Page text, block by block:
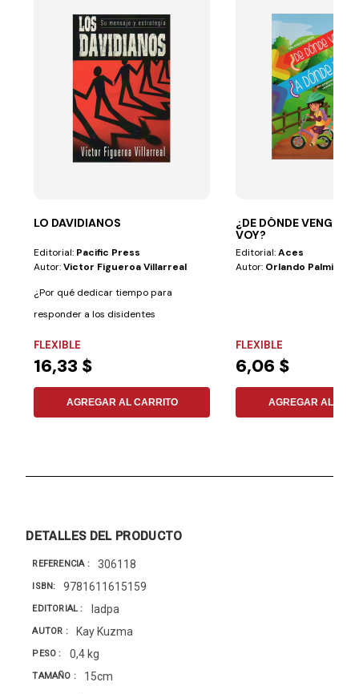
LO DAVIDIANOS
Editorial: Pacific Press
Autor:Victor Figueroa Villarreal
¿Por qué dedicar tiempo para
responder a los disidentes
FLEXIBLE
16,33 $
AGREGAR AL CARRITO
¿DE DÓNDE VENGO?
VOY?
Editorial:Aces
Autor: Orlando Palmieri
FLEXIBLE
6,06 $
AGREGAR AL
DETALLES DEL PRODUCTO
REFERENCIA 306118
ISBN 9781611615159
EDITORIAL Iadpa
AUTOR Kay Kuzma
PESO 0,4 kg
TAMAÑO 15cm